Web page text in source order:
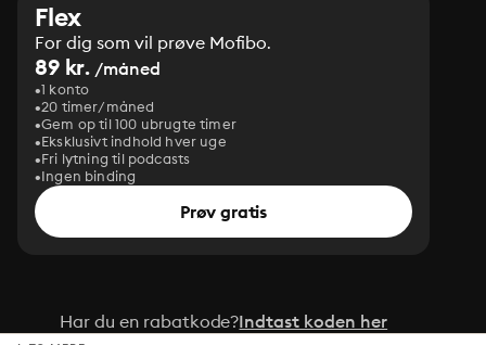
Flex
For dig som vil prøve Mofibo.
89 kr. /måned
1 konto
20 timer/måned
Gem op til 100 ubrugte timer
Eksklusivt indhold hver uge
Fri lytning til podcasts
Ingen binding
Prøv gratis
Har du en rabatkode?Indtast koden her